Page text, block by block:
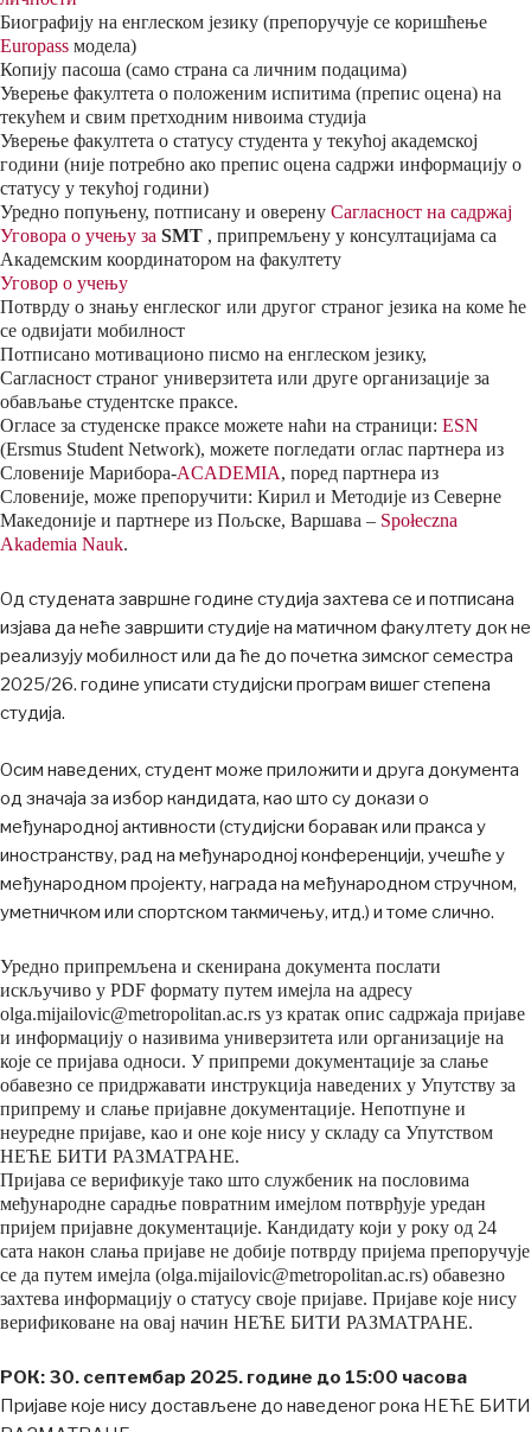
Биографију на енглеском језику (препоручује се коришћење
Europass модела)
Копију пасоша (само страна са личним подацима)
Уверење факултета о положеним испитима (препис оцена) на
текућем и свим претходним нивоима студија
Уверење факултета о статусу студента у текућој академској
години (није потребно ако препис оцена садржи информацију о
статусу у текућој години)
Уредно попуњену, потписану и оверену Сагласност на садржај
Уговора о учењу за SMT , припремљену у консултацијама са
Академским координатором на факултету
Уговор о учењу
Потврду о знању енглеског или другог страног језика на коме ће
се одвијати мобилност
Потписано мотивационо писмо на енглеском језику,
Сагласност страног универзитета или друге организације за
обављање студентске праксе.
Огласе за студенске праксе можете наћи на страници: ESN
(Ersmus Student Network), можете погледати оглас партнера из
Словеније Марибора-ACADEMIA, поред партнера из
Словеније, може препоручити: Кирил и Методије из Северне
Македоније и партнере из Пољске, Варшава – Społeczna
Akademia Nauk.
Од студената завршне године студија захтева се и потписана
изјава да неће завршити студије на матичном факултету док не
реализују мобилност или да ће до почетка зимског семестра
2025/26. године уписати студијски програм вишег степена
студија.
Осим наведених, студент може приложити и друга документа
од значаја за избор кандидата, као што су докази о
међународној активности (студијски боравак или пракса у
иностранству, рад на међународној конференцији, учешће у
међународном пројекту, награда на међународном стручном,
уметничком или спортском такмичењу, итд.) и томе слично.
Уредно припремљена и скенирана документа послати
искључиво у PDF формату путем имејла на адресу
olga.mijailovic@metropolitan.ac.rs уз кратак опис садржаја пријаве
и информацију о називима универзитета или организације на
које се пријава односи. У припреми документације за слање
обавезно се придржавати инструкција наведених у Упутству за
припрему и слање пријавне документације. Непотпуне и
неуредне пријаве, као и оне које нису у складу са Упутством
НЕЋЕ БИТИ РАЗМАТРАНЕ.
Пријава се верификује тако што службеник на пословима
међународне сарадње повратним имејлом потврђује уредан
пријем пријавне документације. Кандидату који у року од 24
сата након слања пријаве не добије потврду пријема препоручује
се да путем имејла (olga.mijailovic@metropolitan.ac.rs) обавезно
захтева информацију о статусу своје пријаве. Пријаве које нису
верификоване на овај начин НЕЋЕ БИТИ РАЗМАТРАНЕ.
РОК: 30. септембар 2025. године до 15:00 часова
Пријаве које нису достављене до наведеног рока НЕЋЕ БИТИ